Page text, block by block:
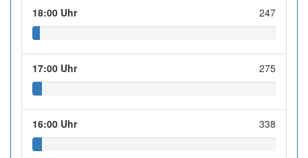
18:00 Uhr 247
17:00 Uhr 275
16:00 Uhr 338